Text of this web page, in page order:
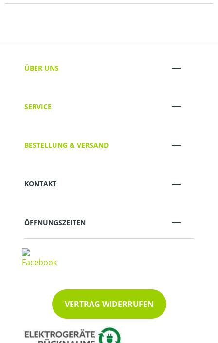
ÜBER UNS
SERVICE
BESTELLUNG & VERSAND
KONTAKT
ÖFFNUNGSZEITEN
VERTRAG WIDERRUFEN